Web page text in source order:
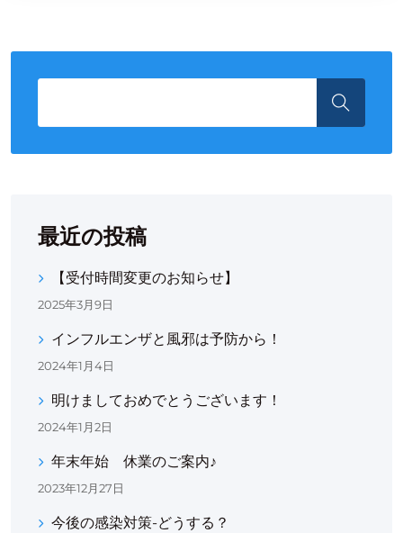
最近の投稿
【受付時間変更のお知らせ】
2025年3月9日
インフルエンザと風邪は予防から！
2024年1月4日
明けましておめでとうございます！
2024年1月2日
年末年始 休業のご案内♪
2023年12月27日
今後の感染対策-どうする？